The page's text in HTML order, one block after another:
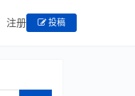
注册 投稿